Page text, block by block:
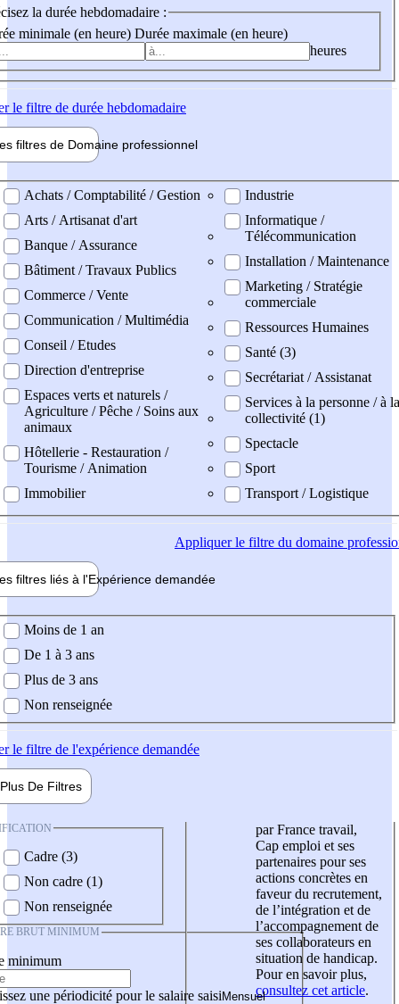
la durée hebdomadaire :
minimale (en heure) Durée maximale (en heure)
heures
le filtre de durée hebdomadaire
filtres de Domaine professionnel
professionel
Achats / Comptabilité / Gestion
Arts / Artisanat d'art
Banque / Assurance
Bâtiment / Travaux Publics
Commerce / Vente
Communication / Multimédia
Conseil / Etudes
Direction d'entreprise
Espaces verts et naturels /
Agriculture / Pêche / Soins aux
animaux
Hôtellerie - Restauration /
Tourisme / Animation
Immobilier
Industrie
Informatique /
Télécommunication
Installation / Maintenance
Marketing / Stratégie
commerciale
Ressources Humaines
Santé (3)
Secrétariat / Assistanat
Services à la personne / à la
collectivité (1)
Spectacle
Sport
Transport / Logistique
Appliquerle filtre du domaine
filtres liés à l'Expérience demandée
demandée
Moins de 1 an
De 1 à 3 ans
Plus de 3 ans
Non renseignée
le filtre de l'expérience demandée
Plus De Filtres
Cadre (3)
Non cadre (1)
Non renseignée
BRUT MINIMUM
minimum
une périodicité pour le salaire saisi
par France travail,
Cap emploi et ses
partenaires pour ses
actions concrètes en
faveur du recrutement,
de l’intégration et de
l’accompagnement de
ses collaborateurs en
situation de handicap.
Pour en savoir plus,
consultez cet article.